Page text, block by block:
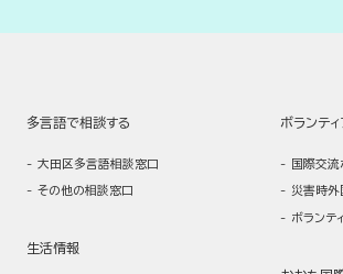
多言語で相談する
大田区多言語相談窓口
その他の相談窓口
生活情報
ボランティ
国際交流
災害時外
ボランテ